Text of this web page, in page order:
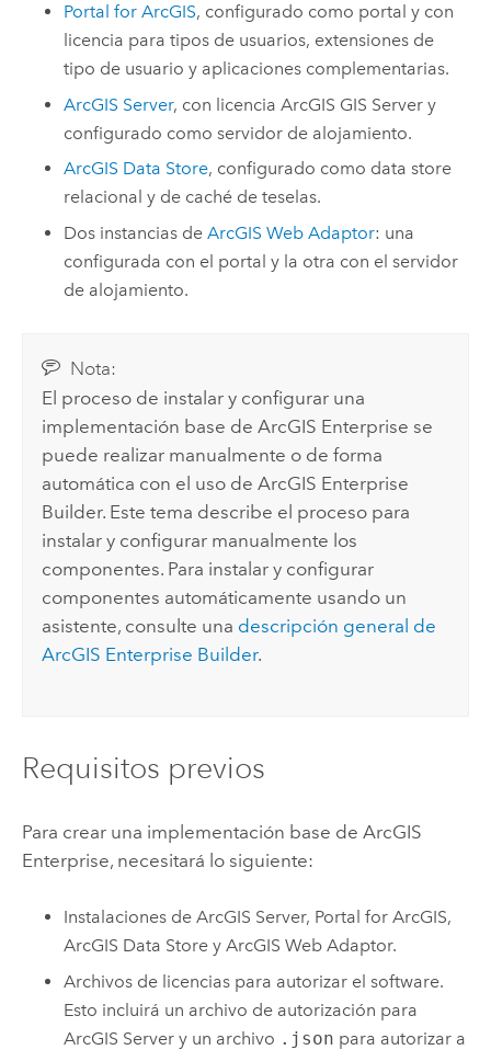
Portal for ArcGIS, configurado como portal y con
licencia para tipos de usuarios, extensiones de
tipo de usuario y aplicaciones complementarias.
ArcGIS Server, con licenciaArcGIS GIS Server y
configurado como servidor de alojamiento.
ArcGIS Data Store, configurado como data store
relacional y de caché de teselas.
Dos instancias deArcGIS Web Adaptor: una
configurada con el portal y la otra con el servidor
de alojamiento.
Nota:
El proceso de instalar y configurar una
implementación base deArcGIS Enterprise se
puede realizar manualmente o de forma
automática con el uso deArcGIS Enterprise
Builder. Este tema describe el proceso para
instalar y configurar manualmente los
componentes. Para instalar y configurar
componentes automáticamente usando un
asistente, consulte una descripción general de
ArcGIS Enterprise Builder.
Requisitos previos
Para crear una implementación base de ArcGIS
Enterprise, necesitará lo siguiente:
Instalaciones deArcGIS Server, Portal for ArcGIS,
ArcGIS Data Store yArcGIS Web Adaptor.
Archivos de licencias para autorizar el software.
Esto incluirá un archivo de autorización para
ArcGIS Server y un archivo .json para autorizar a